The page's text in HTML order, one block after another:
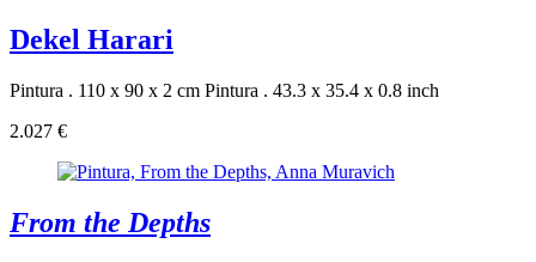
Dekel Harari
Pintura . 110 x 90 x 2 cm Pintura . 43.3 x 35.4 x 0.8 inch
2.027 €
From the Depths